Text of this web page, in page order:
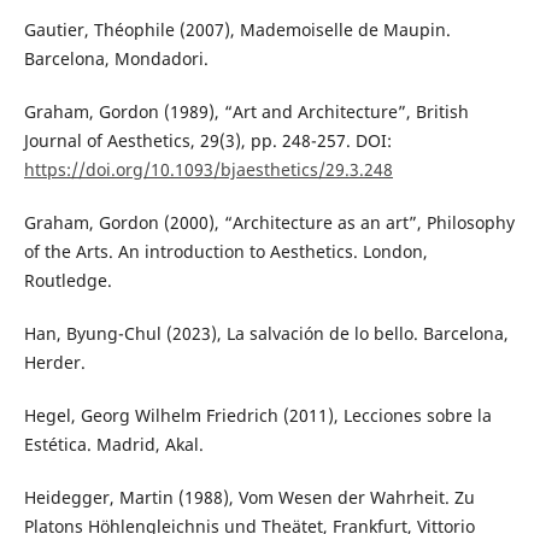
Gautier, Théophile (2007), Mademoiselle de Maupin.
Barcelona, Mondadori.
Graham, Gordon (1989), “Art and Architecture”, British
Journal of Aesthetics, 29(3), pp. 248-257. DOI:
https://doi.org/10.1093/bjaesthetics/29.3.248
Graham, Gordon (2000), “Architecture as an art”, Philosophy
of the Arts. An introduction to Aesthetics. London,
Routledge.
Han, Byung-Chul (2023), La salvación de lo bello. Barcelona,
Herder.
Hegel, Georg Wilhelm Friedrich (2011), Lecciones sobre la
Estética. Madrid, Akal.
Heidegger, Martin (1988), Vom Wesen der Wahrheit. Zu
Platons Höhlengleichnis und Theätet, Frankfurt, Vittorio